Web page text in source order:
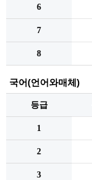
6
7
8
국어(언어와매체)
등급
1
2
3